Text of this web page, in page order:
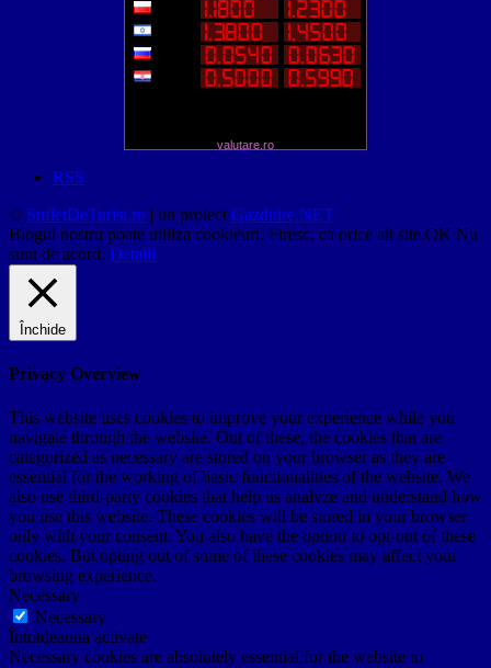
valutare.ro
RSS
© SufletDeTurist.ro | un proiect Gazduire.NET
Blogul nostru poate utiliza cookieuri. Firesc, ca orice alt site.OK Nu
sunt de acord. Detalii
Închide
Privacy Overview
This website uses cookies to improve your experience while you
navigate through the website. Out of these, the cookies that are
categorized as necessary are stored on your browser as they are
essential for the working of basic functionalities of the website. We
also use third-party cookies that help us analyze and understand how
you use this website. These cookies will be stored in your browser
only with your consent. You also have the option to opt-out of these
cookies. But opting out of some of these cookies may affect your
browsing experience.
Necessary
Necessary
Întotdeauna activate
Necessary cookies are absolutely essential for the website to